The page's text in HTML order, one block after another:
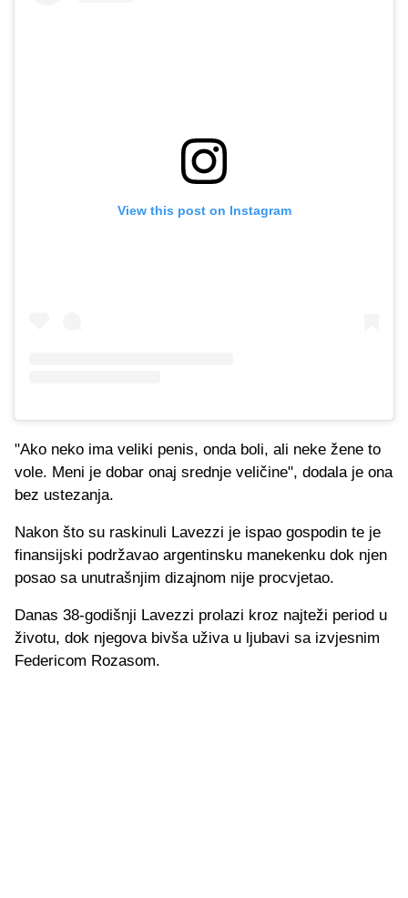
View this post on Instagram
"Ako neko ima veliki penis, onda boli, ali neke žene to
vole. Meni je dobar onaj srednje veličine", dodala je ona
bez ustezanja.
Nakon što su raskinuli Lavezzi je ispao gospodin te je
finansijski podržavao argentinsku manekenku dok njen
posao sa unutrašnjim dizajnom nije procvjetao.
Danas 38-godišnji Lavezzi prolazi kroz najteži period u
životu, dok njegova bivša uživa u ljubavi sa izvjesnim
Federicom Rozasom.